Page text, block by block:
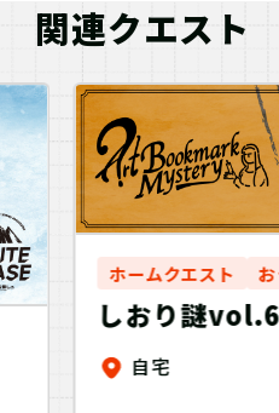
関連クエスト
ホームクエスト
しおり謎
「白象黒牛図
Bookmark
自宅